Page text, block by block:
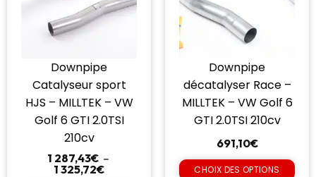
Downpipe
Catalyseur sport
HJS – MILLTEK – VW
Golf 6 GTI 2.0TSI
210cv
1 287,43€ –
1 325,72€
Downpipe
décatalyser Race –
MILLTEK – VW Golf 6
GTI 2.0TSI 210cv
691,10€
CHOIX DES OPTIONS